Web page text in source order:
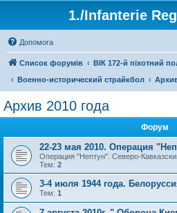
1./Infanterie
Допомога
Список форумів
ВІК 172-й піхотний
Военно-исторический страйкбол
Архив 2010 года
Форум
22-23 мая 2010. Операция
Операция "Нептун". Северо-
Тем: 2
3-4 июля 1944 года.
Тем: 1